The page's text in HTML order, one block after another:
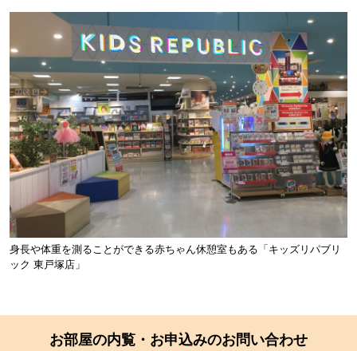
身長や体重を測ることができる赤ちゃん休憩室もある「キッズリパブリ
ック 東戸塚店」
お部屋の内覧・お申込みのお問い合わせ